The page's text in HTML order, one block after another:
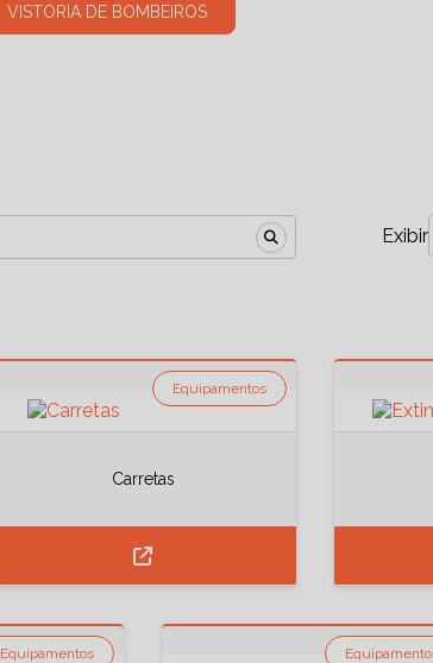
VISTORIA DE BOMBEIROS
Exibir
Carretas
Equipamentos
Equipamentos